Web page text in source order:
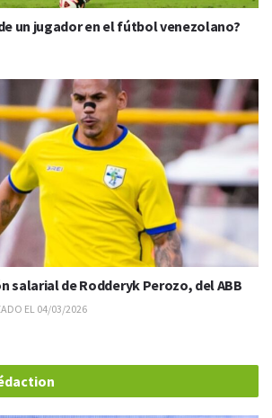
un jugador en el fútbol venezolano?
salarial de Rodderyk Perozo, del ABB
EL 04/03/2026